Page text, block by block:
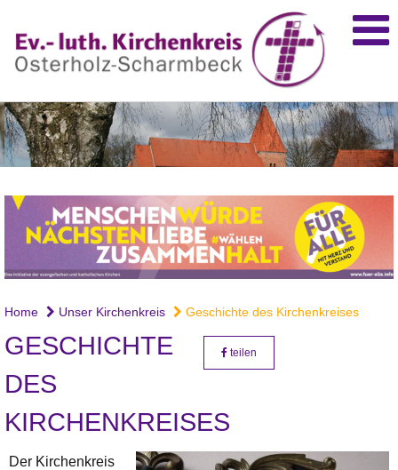
Home Unser Kirchenkreis Geschichte des Kirchenkreises
GESCHICHTE
DES
KIRCHENKREISES
teilen
Der Kirchenkreis